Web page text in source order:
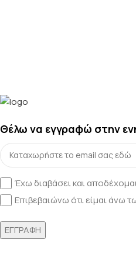
Θέλω να εγγραφώ στην
Έχω διαβάσει και
Επιβεβαιώνω ότι είμαι άνω